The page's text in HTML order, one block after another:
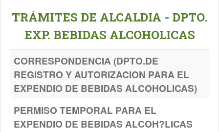
TRÁMITES DE ALCALDIA - DPTO.
EXP. BEBIDAS ALCOHOLICAS
CORRESPONDENCIA (DPTO.DE
REGISTRO Y AUTORIZACION PARA EL
EXPENDIO DE BEBIDAS ALCOHOLICAS)
PERMISO TEMPORAL PARA EL
EXPENDIO DE BEBIDAS ALCOH?LICAS